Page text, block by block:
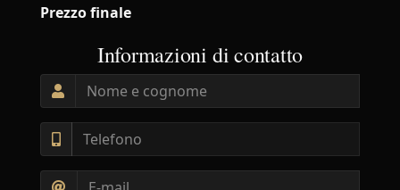
Prezzo finale
Informazioni di contatto